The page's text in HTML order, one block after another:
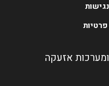
פרטיות
אזעקה